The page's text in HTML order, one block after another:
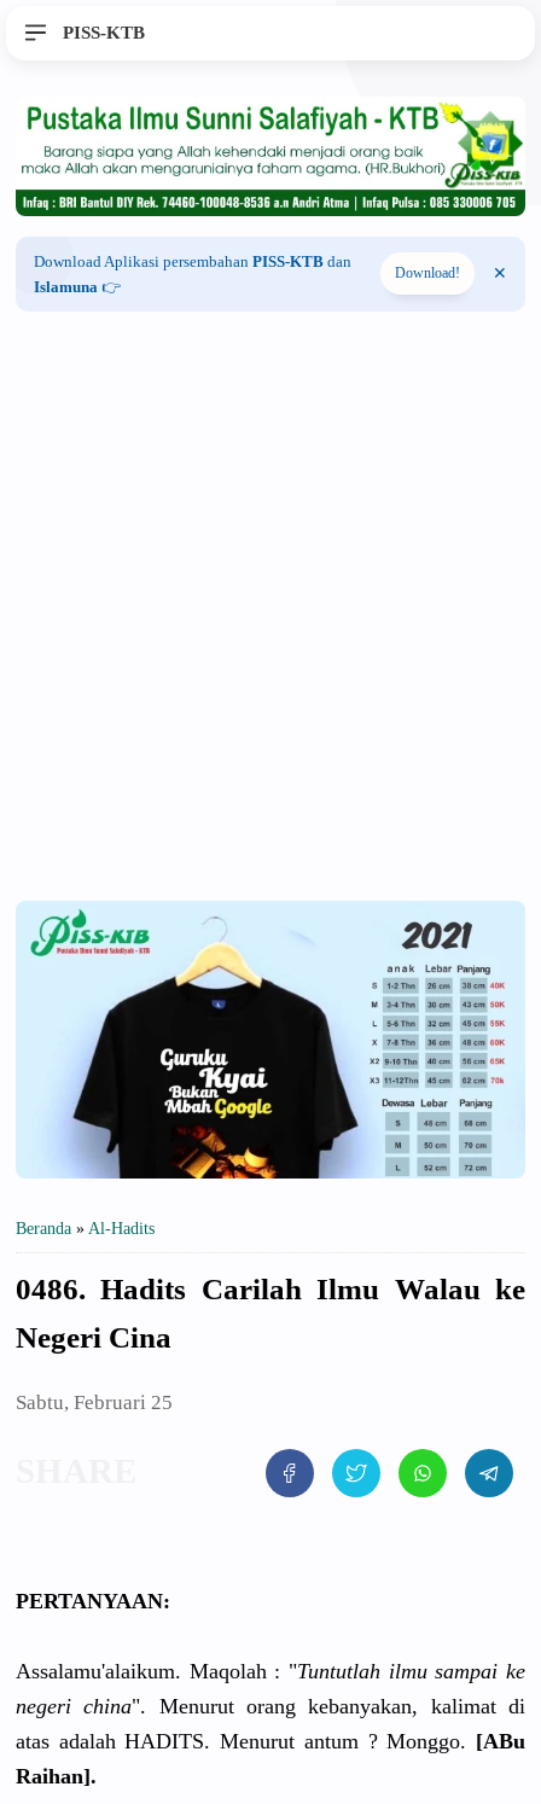
PISS-KTB
Download Aplikasi persembahan PISS-KTB dan
Islamuna 👉
Download!
Beranda » Al-Hadits
0486. Hadits Carilah Ilmu Walau ke
Negeri Cina
Sabtu, Februari 25
PERTANYAAN:
Assalamu'alaikum. Maqolah : "Tuntutlah ilmu sampai ke
negeri china". Menurut orang kebanyakan, kalimat di
atas adalah HADITS. Menurut antum ? Monggo. [ABu
Raihan].